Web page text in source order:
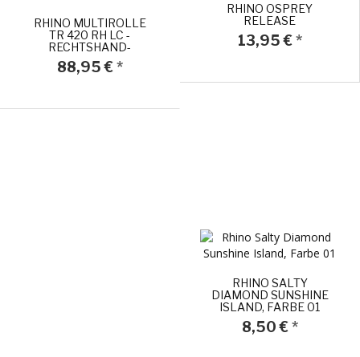
RHINO MULTIROLLE
TR 420 RH LC -
RECHTSHAND-
88,95 € *
RHINO OSPREY
RELEASE
13,95 € *
RHINO SALTY
DIAMOND SUNSHINE
ISLAND, FARBE 01
8,50 € *